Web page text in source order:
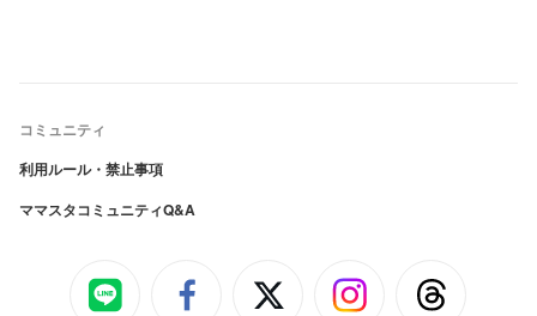
コミュニティ
利用ルール・禁止事項
ママスタコミュニティQ&A